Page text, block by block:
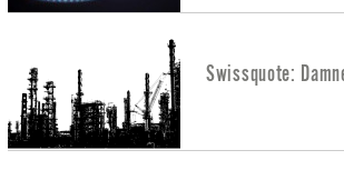
Swissquote: